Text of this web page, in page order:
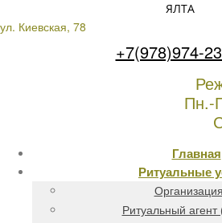
ЯЛТА
ул. Киевская, 78
+7(978)974-
Пн.-
Главная
Ритуальные
Ритуальный агент